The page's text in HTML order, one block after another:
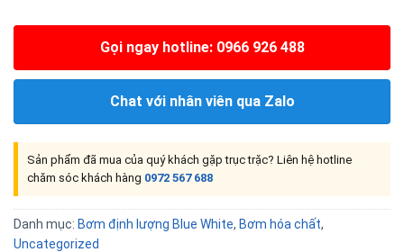
Gọi ngay hotline: 0966 926 488
Chat với nhân viên qua Zalo
Sản phẩm đã mua của quý khách gặp trục trặc? Liên hệ hotline
chăm sóc khách hàng 0972 567 688
Danh mục: Bơm định lượng Blue White, Bơm hóa chất,
Uncategorized